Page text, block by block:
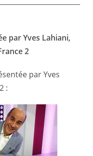
par Yves Lahiani,
2
par Yves
: